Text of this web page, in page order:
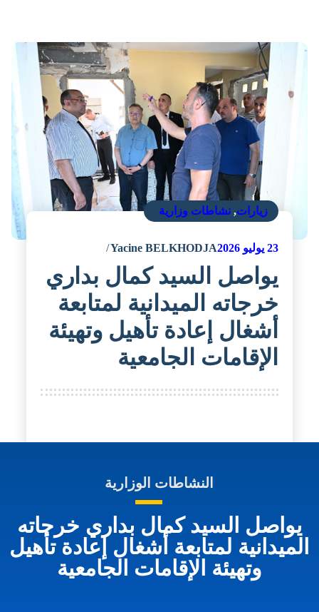
زيارات,نشاطات وزارية
23يوليو 2026 Yacine BELKHODJA
يواصل السيد كمال بداري
خرجاته الميدانية لمتابعة
أشغال إعادة تأهيل وتهيئة
الإقامات الجامعية
النشاطات الوزارية
يواصل السيد كمال بداري خرجاته
الميدانية لمتابعة أشغال إعادة تأهيل
وتهيئة الإقامات الجامعية